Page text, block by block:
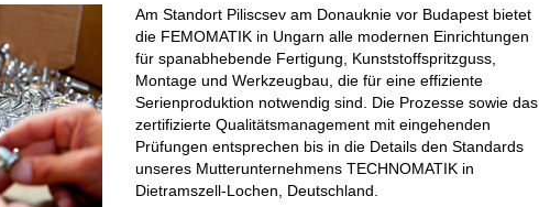
Am Standort Piliscsev am Donauknie vor Budapest bietet
die FEMOMATIK in Ungarn alle modernen Einrichtungen
für spanabhebende Fertigung, Kunststoffspritzguss,
Montage und Werkzeugbau, die für eine effiziente
Serienproduktion notwendig sind. Die Prozesse sowie das
zertifizierte Qualitätsmanagement mit eingehenden
Prüfungen entsprechen bis in die Details den Standards
unseres Mutterunternehmens TECHNOMATIK in
Dietramszell-Lochen, Deutschland.